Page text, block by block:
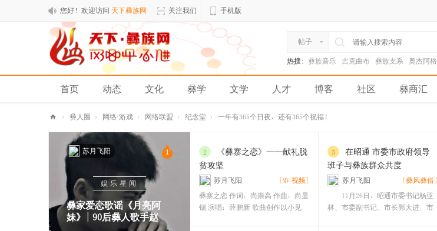
您好！欢迎访问 天下彝族网 关注我们 手机版
帖子
热搜: 彝族音乐 吉克曲布 彝族支系 奥杰阿格
首页 动态 文化 彝学 文学 人才 博客 社区 彝商汇
排行榜
天
› 彝人圈 › 网络·游戏 › 网络联盟 › 纪念堂 › 一年有365个日夜，还有365个祝福！
苏月飞阳 1
娱乐星闻
彝家爱恋歌谣《月亮阿
妹》| 90后彝人歌手赵
2
《彝寨之恋》——献礼脱
贫攻坚
苏月飞阳 [MV 视频]
彝寨之恋 作词：尚崇高 作曲：尚显
锡 演唱：薛鹏新 歌曲创作以小见
3
在昭通 市委市政府领导
班子与彝族群众共度
苏月飞阳 [彝风彝俗]
11月26日，昭通市委书记杨亚
林、市委副书记、市长郭大进、市